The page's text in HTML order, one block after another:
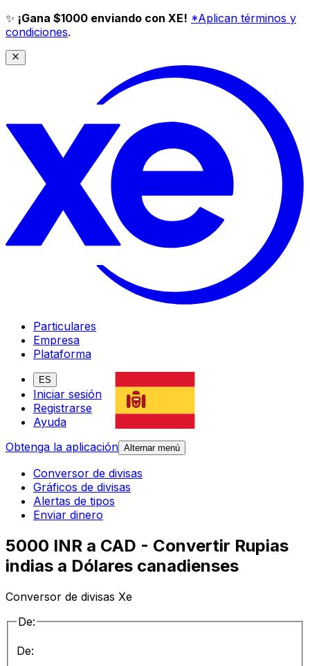
✨ ¡Gana $1000 enviando con XE! *Aplican términos y
condiciones.
Particulares
Empresa
Plataforma
ES
Iniciar sesión
Registrarse
Ayuda
Obtenga la aplicación Alternar menú
Conversor de divisas
Gráficos de divisas
Alertas de tipos
Enviar dinero
5000 INR a CAD - Convertir Rupias
indias a Dólares canadienses
Conversor de divisas Xe
De:
De: